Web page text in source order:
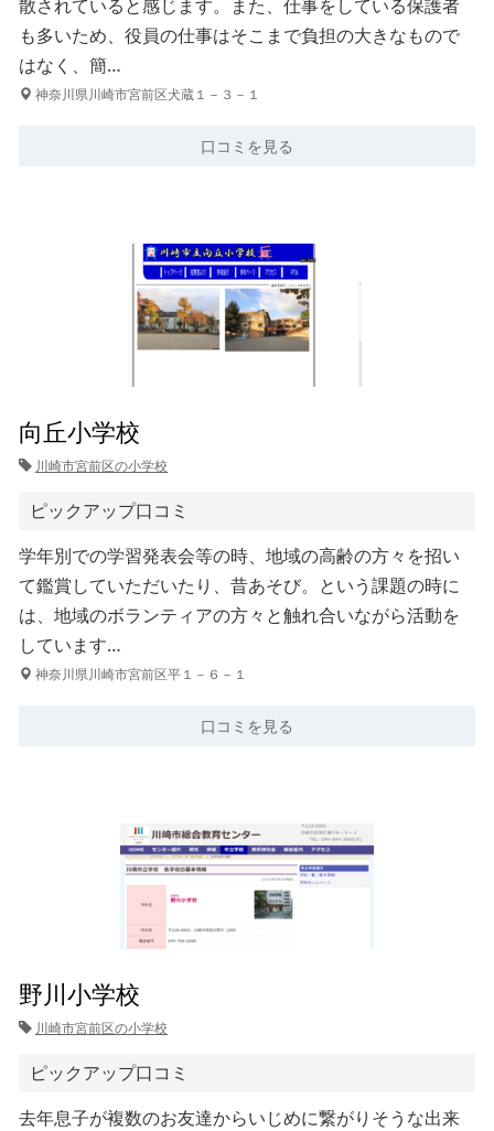
散されていると感じます。また、仕事をしている保護者
も多いため、役員の仕事はそこまで負担の大きなもので
はなく、簡…
神奈川県川崎市宮前区犬蔵１－３－１
口コミを見る
向丘小学校
川崎市宮前区の小学校
ピックアップ口コミ
学年別での学習発表会等の時、地域の高齢の方々を招い
て鑑賞していただいたり、昔あそび。という課題の時に
は、地域のボランティアの方々と触れ合いながら活動を
しています…
神奈川県川崎市宮前区平１－６－１
口コミを見る
野川小学校
川崎市宮前区の小学校
ピックアップ口コミ
去年息子が複数のお友達からいじめに繋がりそうな出来